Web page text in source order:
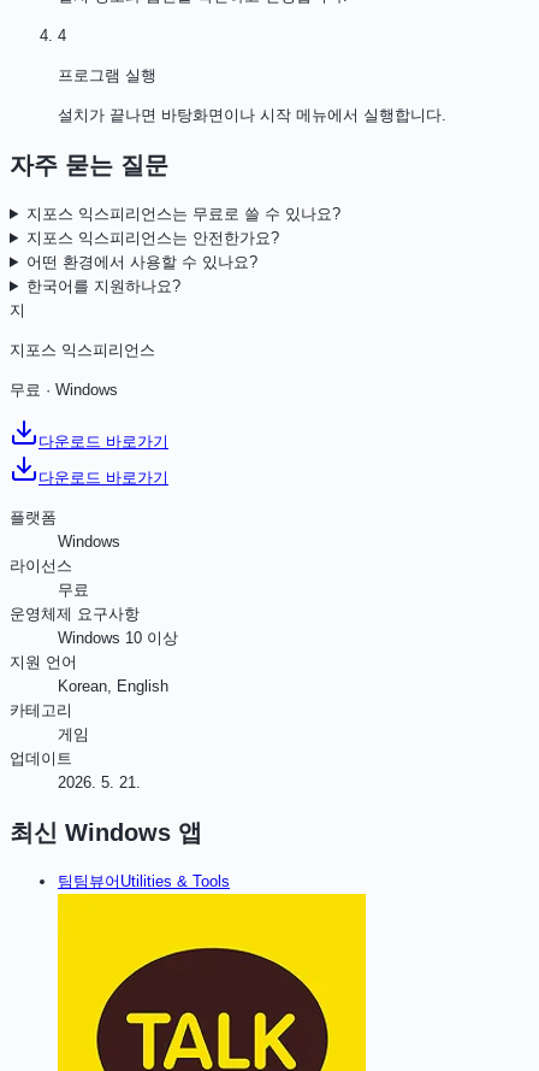
4
프로그램 실행
설치가 끝나면 바탕화면이나 시작 메뉴에서 실행합니다.
자주 묻는 질문
지포스 익스피리언스는 무료로 쓸 수 있나요?
지포스 익스피리언스는 안전한가요?
어떤 환경에서 사용할 수 있나요?
한국어를 지원하나요?
지
지포스 익스피리언스
무료 · Windows
다운로드 바로가기
다운로드 바로가기
플랫폼
Windows
라이선스
무료
운영체제 요구사항
Windows 10 이상
지원 언어
Korean, English
카테고리
게임
업데이트
2026. 5. 21.
최신 Windows 앱
팀 팀뷰어 Utilities & Tools